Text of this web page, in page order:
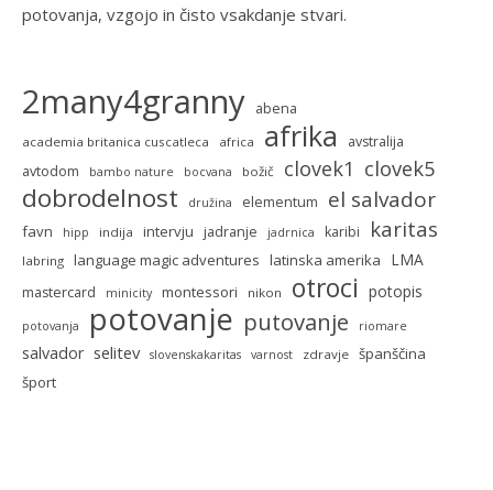
potovanja, vzgojo in čisto vsakdanje stvari.
2many4granny abena
academia britanica cuscatleca africa afrika
avstralija
avtodom
bambo nature bocvana božič clovek1 clovek5
dobrodelnost družina elementum el salvador
favn hipp indija intervju jadranje jadrnica karibi karitas
labring language magic adventures latinska amerika LMA
mastercard minicity montessori nikon otroci potopis
potovanja potovanje putovanje riomare
salvador selitev slovenskakaritas varnost zdravje španščina
šport